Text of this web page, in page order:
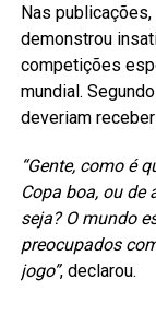
Nas
demonstrou
competições
mundial.
deveriam
“Gente, como é
Copa boa, ou de
seja? O mundo
preocupados
jogo”, declarou.